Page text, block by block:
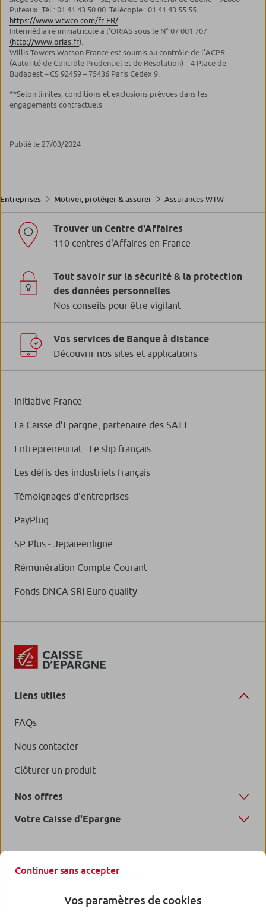
Puteaux. Tél : 01 41 43 50 00. Télécopie : 01 41 43 55 55.
https://www.wtwco.com/fr-FR/
Intermédiaire immatriculé à l’ORIAS sous le N° 07 001 707
(http://www.orias.fr).
Willis Towers Watson France est soumis au contrôle de l’ACPR
(Autorité de Contrôle Prudentiel et de Résolution) – 4 Place de
Budapest – CS 92459 – 75436 Paris Cedex 9.
**Selon limites, conditions et exclusions prévues dans les
engagements contractuels
Publié le 27/03/2024
Entreprises Motiver, protéger & assurer Assurances WTW
Trouver un Centre d'Affaires
110 centres d'Affaires en France
Tout savoir sur la sécurité & la protection
des données personnelles
Nos conseils pour être vigilant
Vos services de Banque à distance
Découvrir nos sites et applications
Initiative France
La Caisse d’Epargne, partenaire des SATT
Entrepreneuriat : Le slip français
Les défis des industriels français
Témoignages d'entreprises
PayPlug
SP Plus - Jepaieenligne
Rémunération Compte Courant
Fonds DNCA SRI Euro quality
Liens utiles
FAQs
Nous contacter
Clôturer un produit
Nos offres
Votre Caisse d'Epargne
Continuer sans accepter
Vos paramètres de cookies